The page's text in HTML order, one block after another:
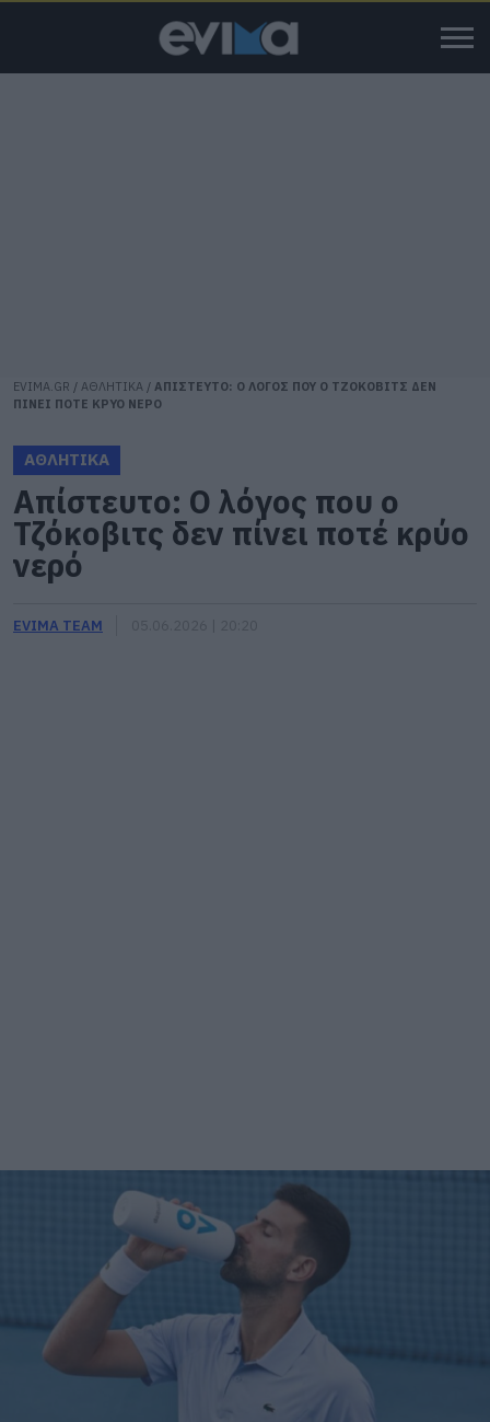
EVIMA.GR / ΑΘΛΗΤΙΚΑ / ΑΠΙΣΤΕΥΤΟ: Ο ΛΟΓΟΣ ΠΟΥ Ο ΤΖΟΚΟΒΙΤΣ ΔΕΝ
ΠΙΝΕΙ ΠΟΤΕ ΚΡΥΟ ΝΕΡΟ
ΑΘΛΗΤΙΚΑ
Απίστευτο: Ο λόγος που ο
Τζόκοβιτς δεν πίνει ποτέ κρύο
νερό
EVIMA TEAM